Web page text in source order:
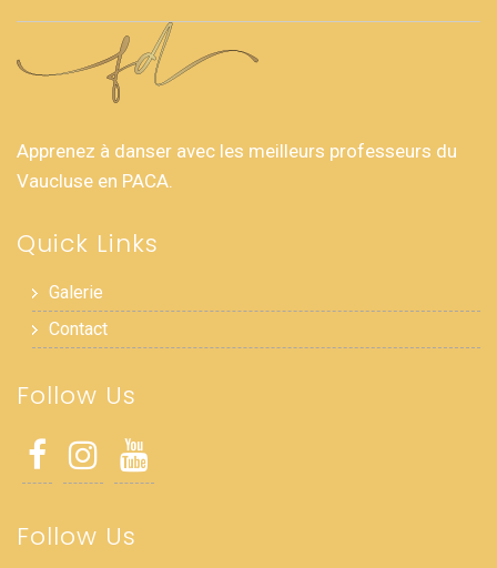
Apprenez à danser avec les meilleurs professeurs du
Vaucluse en PACA.
Quick Links
Galerie
Contact
Follow Us
Follow Us